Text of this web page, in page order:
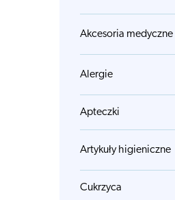
Akcesoria medyczne
Alergie
Apteczki
Artykuły higieniczne
Cukrzyca